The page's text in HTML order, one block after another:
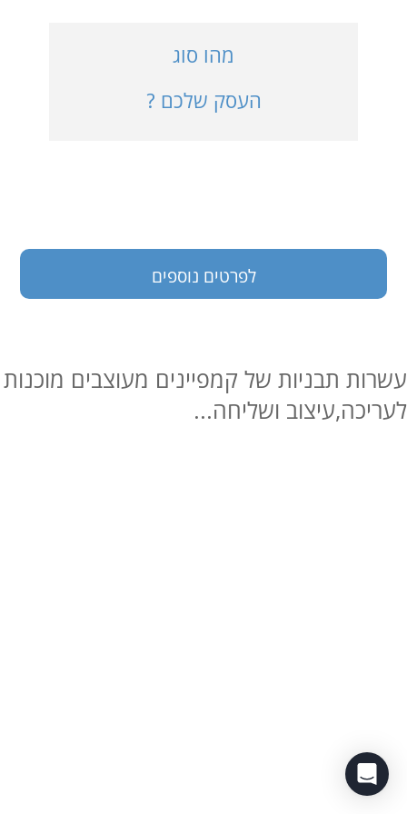
בעלי עסקים
לפרטים נוספים
מהו סוג
העסק שלכם ?
עשרות תבניות של קמפיינים מעוצבים מוכנות
לעריכה,עיצוב ושליחה...